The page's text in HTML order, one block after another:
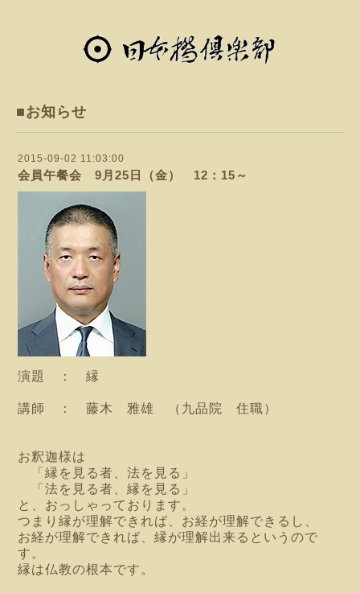
■お知らせ
2015-09-02 11:03:00
会員午餐会 9月25日（金） 12：15～
演題 ： 縁
講師 ： 藤木 雅雄 （九品院 住職）
お釈迦様は
「縁を見る者、法を見る」
「法を見る者、縁を見る」
と、おっしゃっております。
つまり縁が理解できれば、お経が理解できるし、
お経が理解できれば、縁が理解出来るというので
す。
縁は仏教の根本です。